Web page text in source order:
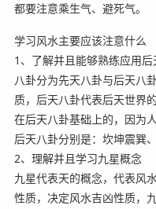
都要注意乘生气、避死气。
学习风水主要应该注意什么
1、了解并且能够熟练应用后
八卦分为先天八卦与后天八
质，后天八卦代表后天世界
在后天八卦基础上的，因为
后天八卦分别是：坎坤震巽
2、理解并且学习九星概念
九星代表天的概念，代表风
性质，决定风水吉凶性质，